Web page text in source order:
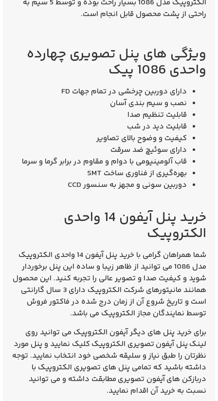
الکتروپیک مدل 1086 بسیار راحت بوده و توسط 5 سیم به
راحتی از پشت محصول قابل انجام است.
ویژگی های پنل تصویری چهارده
واحدی 1086 پیک
دارای دوربین چرخشی در تمام جهات FD
نصب و سیم بندی آسان
قابلیت تنظیم صدا
قابلیت دید در شب
کیفیت و وضوح بالای تصاویر
دارای سوئیچ ضد سرقت
قاب آلومینیومی با دوام و مقاوم در برابر گرما و سرما
بهره‌گیری از فناوری ساخت SMT
دوربین سونی و مجهز به سنسور CCD
خرید پنل آیفون 14 واحدی
الکتروپیک
شما همراهان گرامی با خرید پنل آیفون 14 واحدی
الکتروپیک
مدل 1086
می توانید از ظاهر زیبا و ساده این پنل برخوردار
شوید و کیفیت صدا و تصویر عالی را تجربه کنید. این محصول
همانند مانیتورهای شرکت الکتروپیک
دارای 3 سال گارانتی
است و تاریخ شروع آن از زمان درج شده در فاکتور فروش
توسط نمایندگان مجاز الکتروپیک می باشد.
برای خرید پنل های دیگر آیفون الکتروپیک می توانید روی
لینک پنل آیفون تصویری الکتروپیک کلیک نمایید و پنل مورد
نظرتان را طبق نیاز و سلیقه شخصی خود انتخاب نمایید. توجه
داشته باشید که تمامی پنل های تصویری الکتروپیک با
دربازکن هایآیفون تصویری مطابقت داشته و می توانید
نسبت به خرید آن اقدام نمایید.